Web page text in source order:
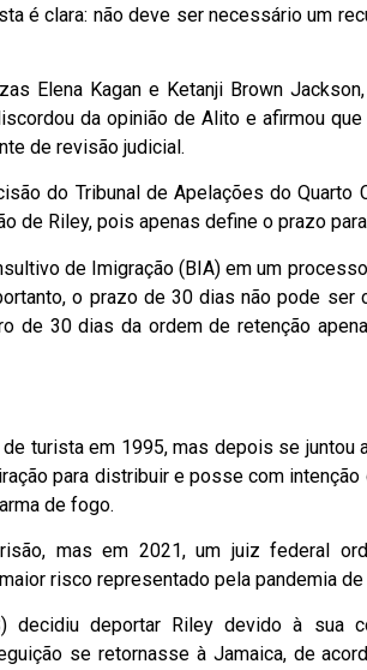
é clara: não deve ser necessário um
Elena Kagan e Ketanji Brown
da opinião de Alito e afirmou
de revisão judicial.
do Tribunal de Apelações do Quarto
de Riley, pois apenas define o prazo
de Imigração (BIA) em um
o prazo de 30 dias não pode ser
de 30 dias da ordem de retenção
turista em 1995, mas depois se juntou
para distribuir e posse com
de fogo.
mas em 2021, um juiz federal
risco representado pela pandemia de
decidiu deportar Riley devido à sua
se retornasse à Jamaica, de